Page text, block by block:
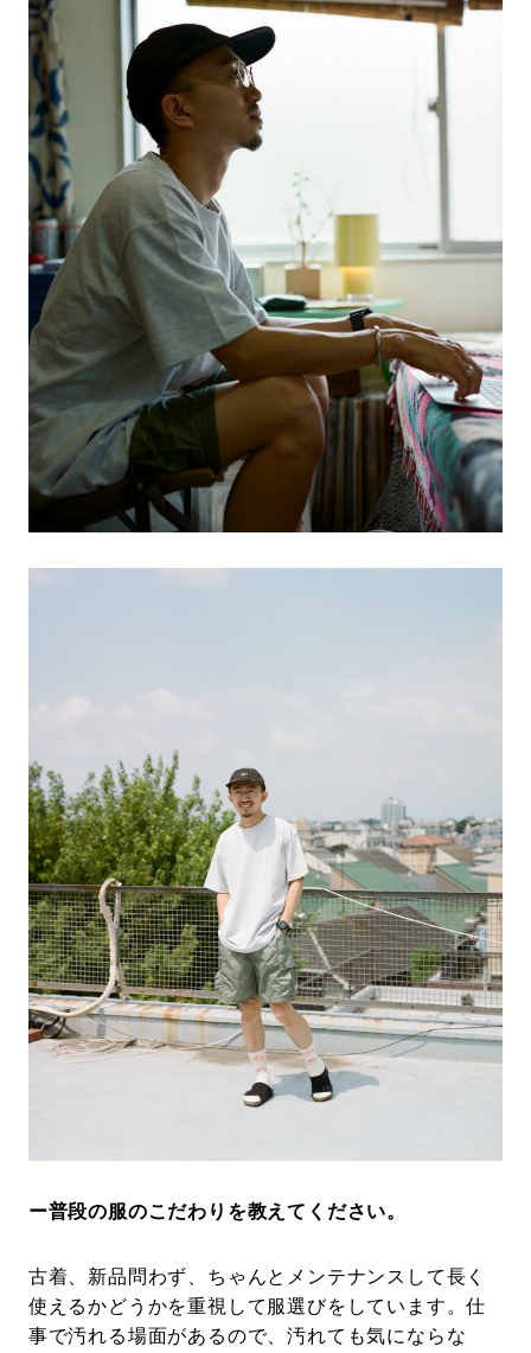
ー普段の服のこだわりを教えてください。
古着、新品問わず、ちゃんとメンテナンスして長く
使えるかどうかを重視して服選びをしています。仕
事で汚れる場面があるので、汚れても気にならな